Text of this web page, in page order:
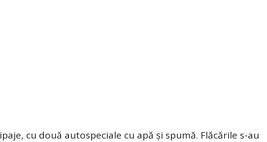
cu două autospeciale cu apă și spumă. Flăcările s-au